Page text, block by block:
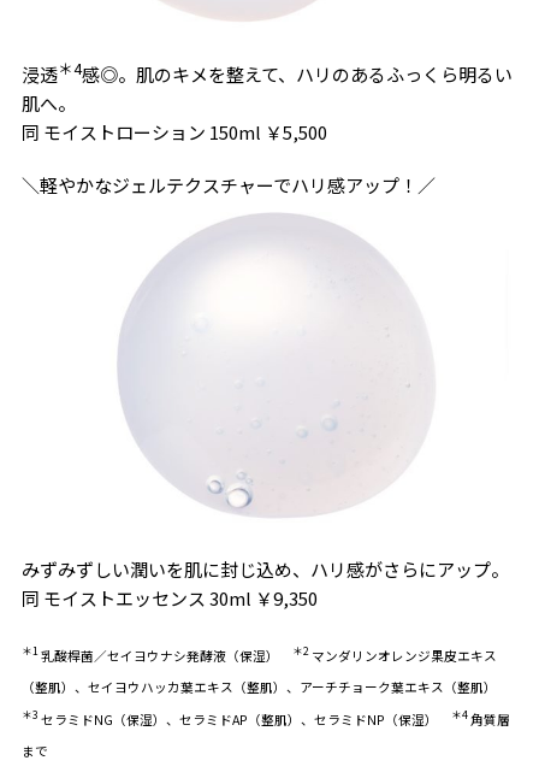
浸透＊4感◎。肌のキメを整えて、ハリのあるふっくら明るい
肌へ。
同 モイストローション 150ml ￥5,500
＼軽やかなジェルテクスチャーでハリ感アップ！／
みずみずしい潤いを肌に封じ込め、ハリ感がさらにアップ。
同 モイストエッセンス 30ml ￥9,350
＊1乳酸桿菌／セイヨウナシ発酵液（保湿） ＊2マンダリンオレンジ果皮エキス
（整肌）、セイヨウハッカ葉エキス（整肌）、アーチチョーク葉エキス（整肌）
＊3 セラミドNG（保湿）、セラミドAP（整肌）、セラミドNP（保湿） ＊4角質層
まで